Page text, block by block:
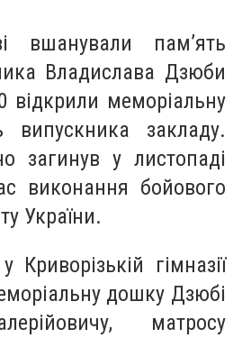
вшанували пам’ять
Владислава Дзюби
відкрили меморіальну
закладу.
загинув у листопаді
виконання бойового
України.
гімназії
дошку Дзюбі
матросу